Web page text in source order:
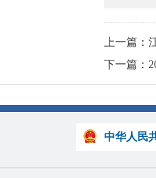
上一篇：
下一篇：
中华人民